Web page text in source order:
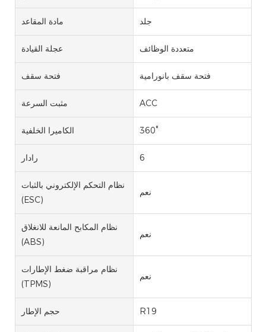
مادة المقاعد جلد
عجلة القيادة متعددة الوظائف
فتحة سقف فتحة سقف بانورامية
مثبت السرعة ACC
الكاميرا الخلفية 360°
رادار 6
نظام التحكم الإلكتروني بالثبات
(ESC)
نعم
نظام المكابح المانعة للانغلاق
(ABS)
نعم
نظام مراقبة ضغط الإطارات
(TPMS)
نعم
حجم الإطار R19